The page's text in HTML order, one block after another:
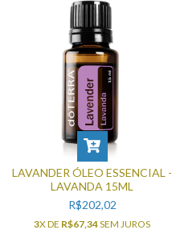
LAVANDER ÓLEO ESSENCIAL -
LAVANDA 15ML
R$202,02
3X DE R$67,34SEM JUROS